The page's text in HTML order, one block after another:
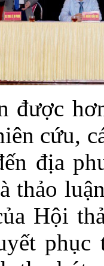
được
cứu,
địa
thảo
Hội